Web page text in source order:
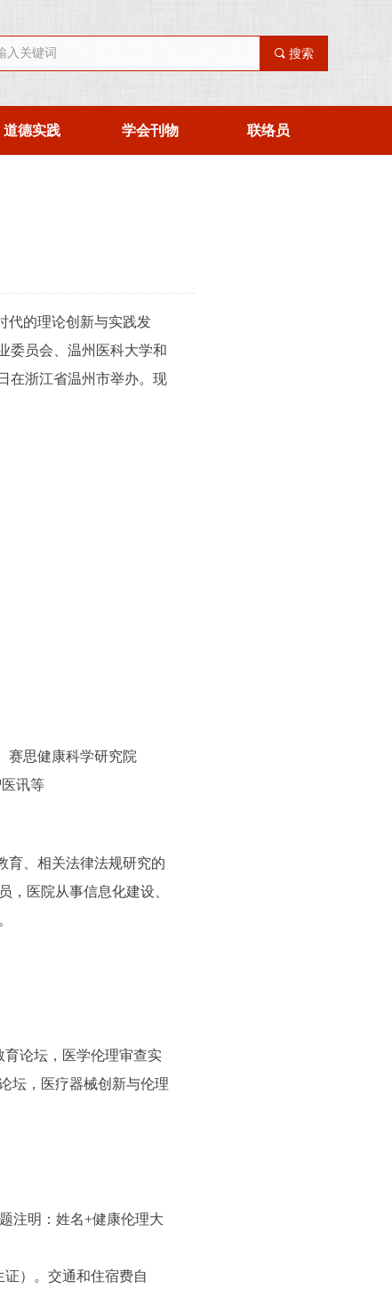
끠 搜索
道德实践 学会刊物 联络员
代的理论创新与实践发
委员会、温州医科大学和
在浙江省温州市举办。现
赛思健康科学研究院
讯等
育、相关法律法规研究的
，医院从事信息化建设、
论坛，医学伦理审查实
坛，医疗器械创新与伦理
注明：姓名+健康伦理大
证）。交通和住宿费自